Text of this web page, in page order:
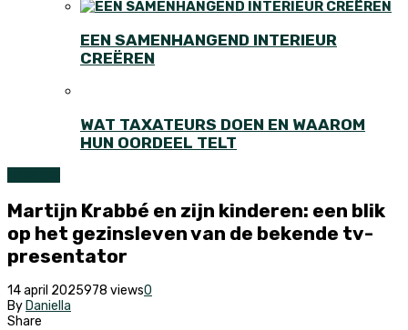
EEN SAMENHANGEND INTERIEUR
CREËREN
WAT TAXATEURS DOEN EN WAAROM
HUN OORDEEL TELT
Martijn Krabbé en zijn kinderen: een blik
op het gezinsleven van de bekende tv-
presentator
14 april 2025978 views0
By Daniella
Share